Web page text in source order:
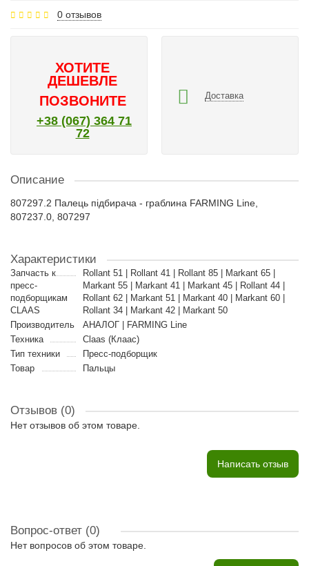
0 отзывов
ХОТИТЕ
ДЕШЕВЛЕ
ПОЗВОНИТЕ
+38 (067) 364 71
72
Доставка
Описание
807297.2 Палець підбирача - граблина FARMING Line,
807237.0, 807297
Характеристики
Запчасть к
пресс-
подборщикам
CLAAS
Rollant 51 | Rollant 41 | Rollant 85 | Markant 65 |
Markant 55 | Markant 41 | Markant 45 | Rollant 44 |
Rollant 62 | Markant 51 | Markant 40 | Markant 60 |
Rollant 34 | Markant 42 | Markant 50
Производитель
АНАЛОГ | FARMING Line
Техника
Claas (Клаас)
Тип техники
Пресс-подборщик
Товар
Пальцы
Отзывов (0)
Нет отзывов об этом товаре.
Написать отзыв
Вопрос-ответ (0)
Нет вопросов об этом товаре.